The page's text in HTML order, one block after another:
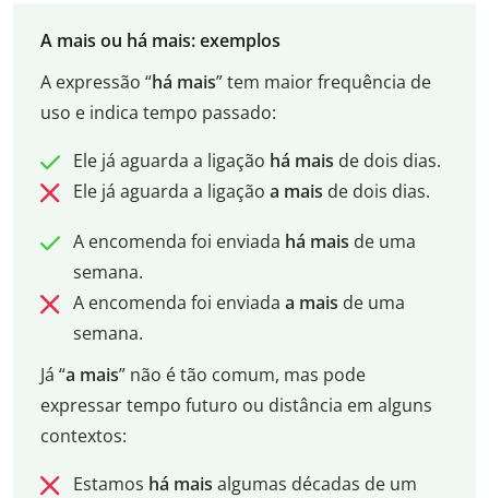
A mais ou há mais: exemplos
A expressão “há mais” tem maior frequência de
uso e indica tempo passado:
Ele já aguarda a ligação há mais de dois dias.
Ele já aguarda a ligação a mais de dois dias.
A encomenda foi enviada há mais de uma
semana.
A encomenda foi enviada a mais de uma
semana.
Já “a mais” não é tão comum, mas pode
expressar tempo futuro ou distância em alguns
contextos:
Estamos há mais algumas décadas de um